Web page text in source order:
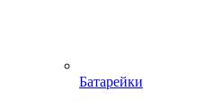
Батарейки